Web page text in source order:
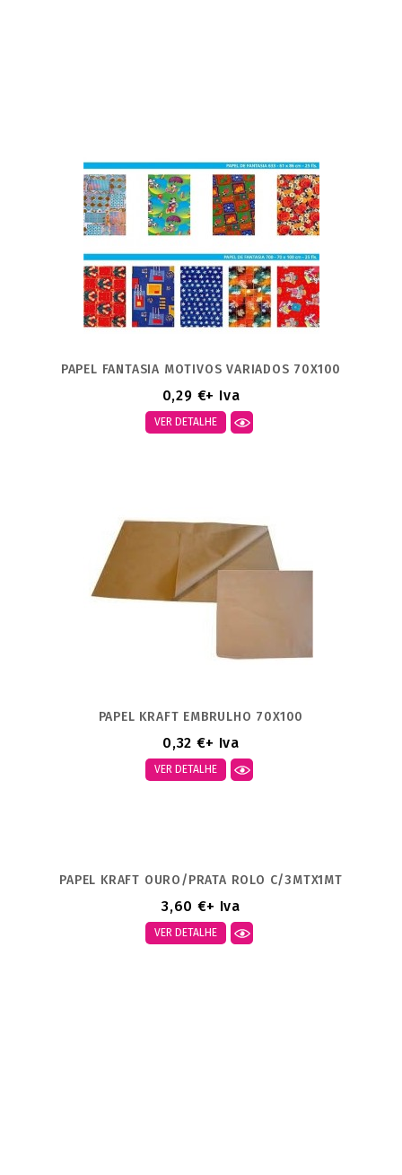
PAPEL FANTASIA MOTIVOS VARIADOS 70X100
0,29 €+ Iva
VER DETALHE
PAPEL KRAFT EMBRULHO 70X100
0,32 €+ Iva
VER DETALHE
PAPEL KRAFT OURO/PRATA ROLO C/3MTX1MT
3,60 €+ Iva
VER DETALHE